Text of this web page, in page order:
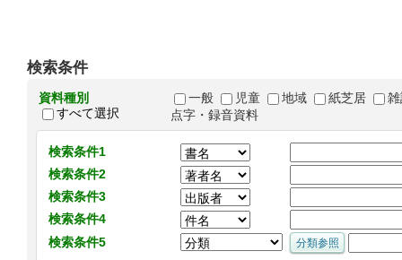
検索条件
資料種別
すべて選択
一般 児童 地域 紙芝居
点字・録音資料
検索条件1
検索条件2
検索条件3
検索条件4
検索条件5